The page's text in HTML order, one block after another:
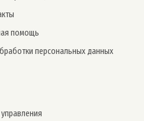
помощь
персональных данных